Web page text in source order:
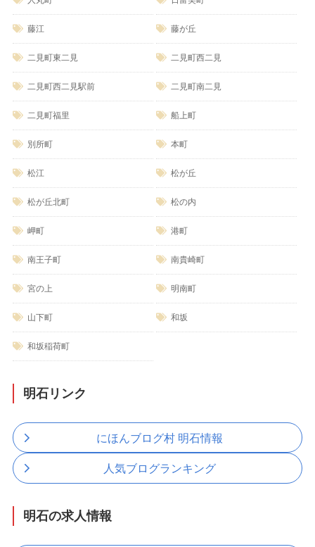
藤江 藤が丘
二見町東二見 二見町西二見
二見町西二見駅前 二見町南二見
二見町福里 船上町
別所町 本町
松江 松が丘
松が丘北町 松の内
岬町 港町
南王子町 南貴崎町
宮の上 明南町
山下町 和坂
和坂稲荷町
明石リンク
にほんブログ村 明石情報
人気ブログランキング
明石の求人情報